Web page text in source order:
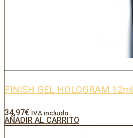
FINISH GEL HOLOGRAM 12ml
34,97€ IVA incluido
AÑADIR AL CARRITO